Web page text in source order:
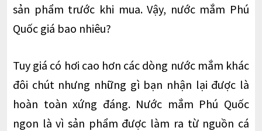
sản phẩm trước khi mua. Vậy, nước mắm Phú
Quốc giá bao nhiêu?
Tuy giá có hơi cao hơn các dòng nước mắm khác
đôi chút nhưng những gì bạn nhận lại được là
hoàn toàn xứng đáng. Nước mắm Phú Quốc
ngon là vì sản phẩm được làm ra từ nguồn cá